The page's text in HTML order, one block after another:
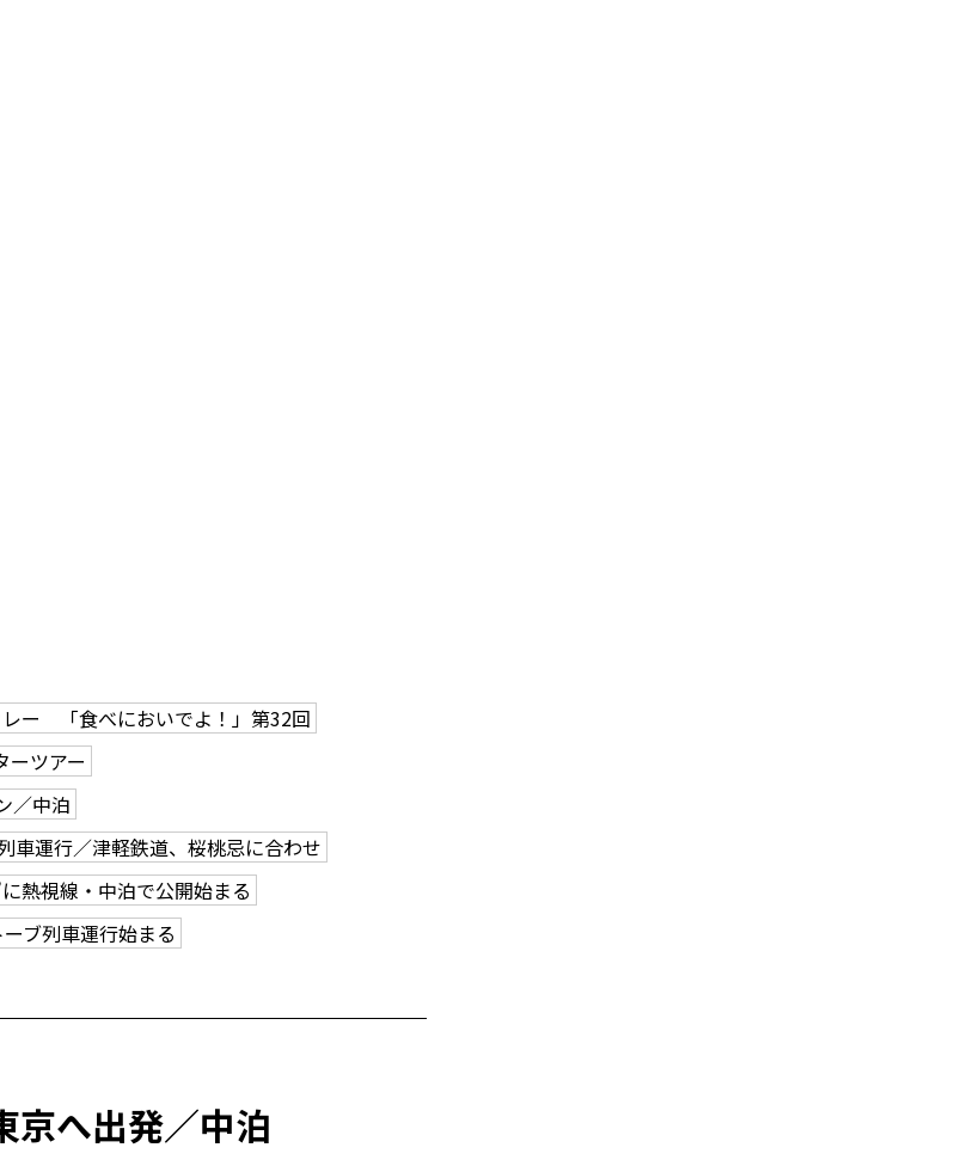
ー 「食べにおいでよ！」第32回
ツアー
／中泊
車運行／津軽鉄道、桜桃忌に合わせ
熱視線・中泊で公開始まる
ブ列車運行始まる
京へ出発／中泊